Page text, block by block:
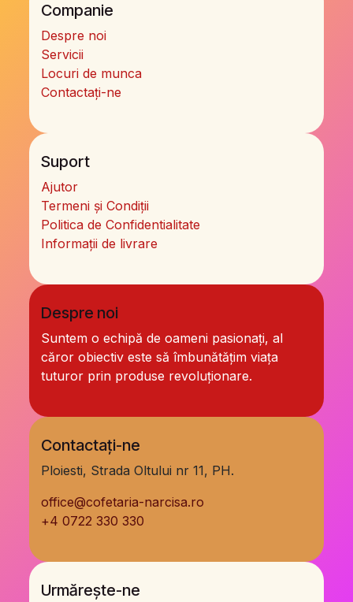
Companie
Despre noi
Servicii
Locuri de munca
Contactați-ne
Suport
Ajutor
Termeni și Condiții
Politica de Confidentialitate
Informații de livrare
Despre noi
Suntem o echipă de oameni pasionați, al
căror obiectiv este să îmbunătățim viața
tuturor prin produse revoluționare.
Contactați-ne
Ploiesti, Strada Oltului nr 11, PH.
office@cofetaria-narcisa.ro
+4 0722 330 330
Urmărește-ne